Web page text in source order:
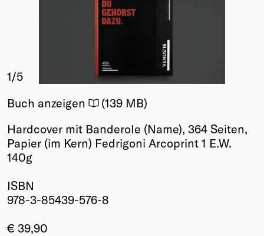
Info
Members
Young Creatives
Friends of Creativity
Winners
2026
Past
Annual
1/5
Buch anzeigen
(139 MB)
Hardcover mit Banderole (Name), 364 Seiten,
Papier (im Kern) Fedrigoni Arcoprint 1 E.W.
140g
ISBN
978-3-85439-576-8
€ 39,90